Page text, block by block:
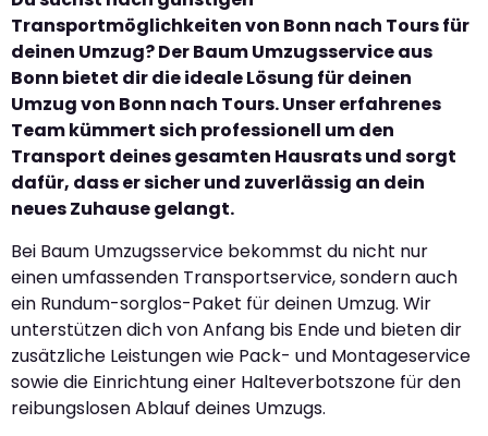
Transportmöglichkeiten von Bonn nach Tours für
deinen Umzug? Der Baum Umzugsservice aus
Bonn bietet dir die ideale Lösung für deinen
Umzug von Bonn nach Tours. Unser erfahrenes
Team kümmert sich professionell um den
Transport deines gesamten Hausrats und sorgt
dafür, dass er sicher und zuverlässig an dein
neues Zuhause gelangt.
Bei Baum Umzugsservice bekommst du nicht nur
einen umfassenden Transportservice, sondern auch
ein Rundum-sorglos-Paket für deinen Umzug. Wir
unterstützen dich von Anfang bis Ende und bieten dir
zusätzliche Leistungen wie Pack- und Montageservice
sowie die Einrichtung einer Halteverbotszone für den
reibungslosen Ablauf deines Umzugs.